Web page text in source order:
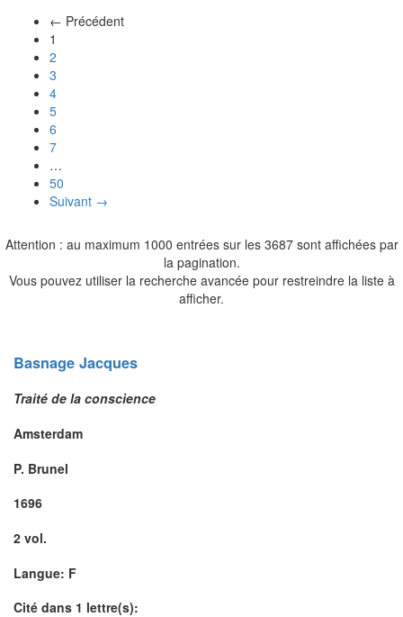
← Précédent
1
2
3
4
5
6
7
…
50
Suivant →
Attention : au maximum 1000 entrées sur les 3687 sont affichées par
la pagination.
Vous pouvez utiliser la recherche avancée pour restreindre la liste à
afficher.
Basnage Jacques
Traité de la conscience
Amsterdam
P. Brunel
1696
2 vol.
Langue: F
Cité dans 1 lettre(s):